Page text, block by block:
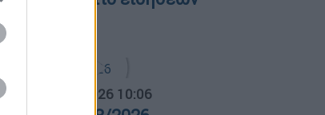
06.08.2026 10:06